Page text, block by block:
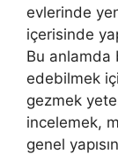
evlerinde
içerisinde
Bu anlamda
edebilmek
gezmek
incelemek,
genel